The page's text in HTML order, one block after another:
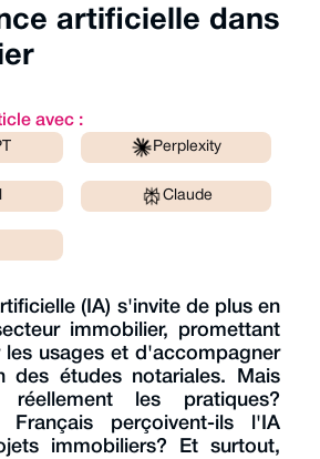
artificielle dans
avec :
Perplexity
Claude
(IA) s'invite de plus en
immobilier, promettant
les usages et d'accompagner
des études notariales. Mais
les pratiques?
Français perçoivent-ils l'IA
immobiliers? Et surtout,